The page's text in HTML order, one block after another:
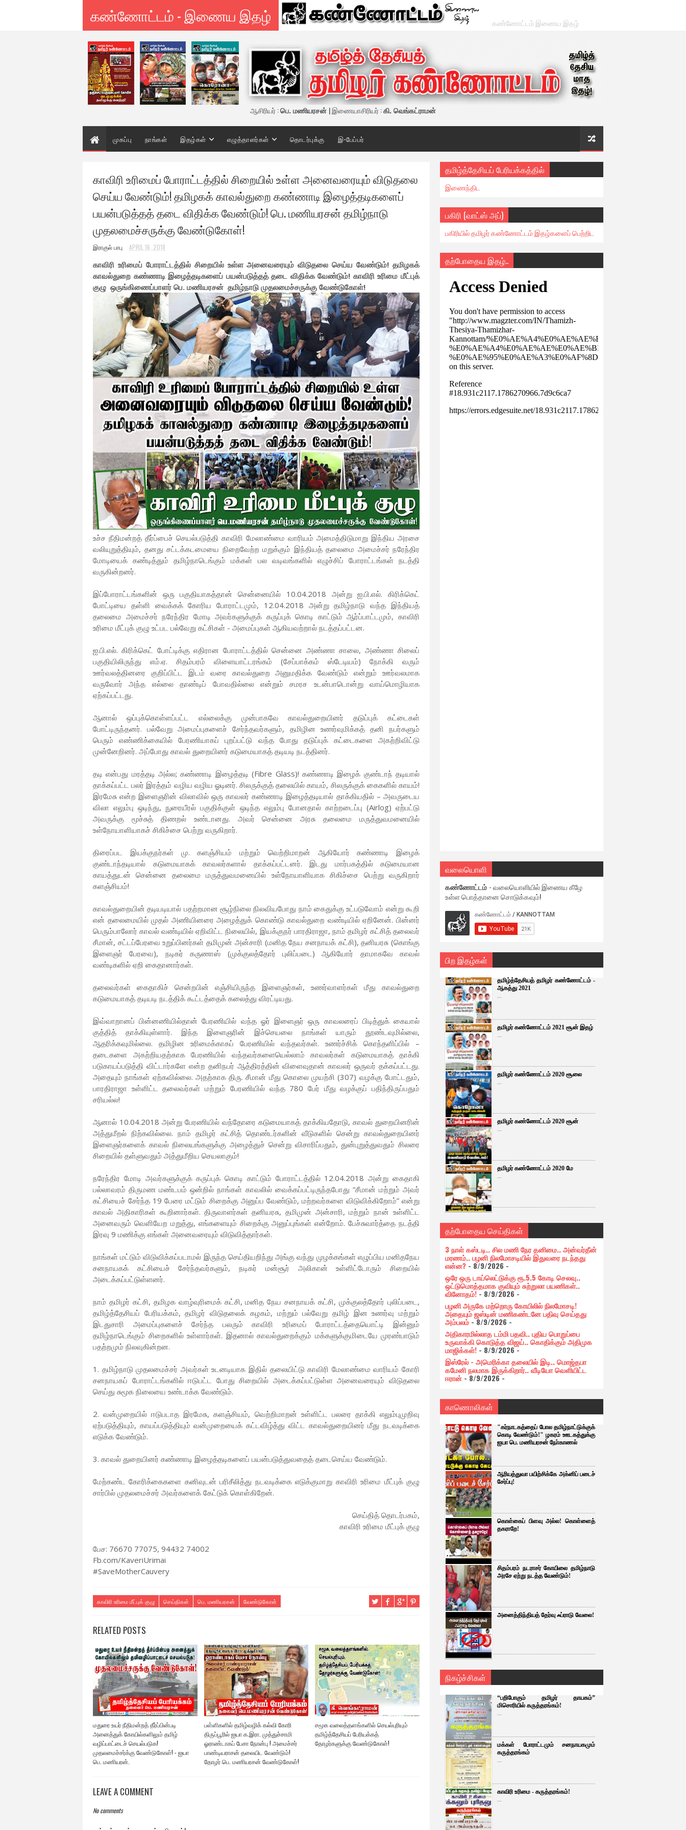
கண்ணோட்டம் - இணைய இதழ் கண்ணோட்டம் இணைய இதழ்
ஆசிரியர் :பெ. மணியரசன் | இணையாசிரியர் :கி. வெங்கட்ராமன்
முகப்பு நாங்கள் இதழ்கள் எழுத்தாளர்கள் தொடர்புக்கு இ-பேப்பர்
காவிரி உரிமைப் போராட்டத்தில் சிறையில் உள்ள அனைவரையும் விடுதலை
செய்ய வேண்டும்! தமிழகக் காவல்துறை கண்ணாடி இழைத்தடிகளைப்
பயன்படுத்தத் தடை விதிக்க வேண்டும்! பெ. மணியரசன் தமிழ்நாடு
முதலமைச்சருக்கு வேண்டுகோள்!
இராகுல் பாபு APRIL 16, 2018
காவிரி உரிமைப் போராட்டத்தில் சிறையில் உள்ள அனைவரையும் விடுதலை செய்ய வேண்டும்! தமிழகக்
காவல்துறை கண்ணாடி இழைத்தடிகளைப் பயன்படுத்தத் தடை விதிக்க வேண்டும்! காவிரி உரிமை மீட்புக்
குழு ஒருங்கிணைப்பாளர் பெ. மணியரசன் தமிழ்நாடு முதலமைச்சருக்கு வேண்டுகோள்!
உச்ச நீதிமன்றத் தீர்ப்பைச் செயல்படுத்தி காவிரி மேலாண்மை வாரியம் அமைத்திடுமாறு இந்திய அரசை
வலியுறுத்தியும், தனது சட்டக்கடமையை நிறைவேற்ற மறுக்கும் இந்தியத் தலைமை அமைச்சர் நரேந்திர
மோடியைக் கண்டித்தும் தமிழ்நாடெங்கும் மக்கள் பல வடிவங்களில் எழுச்சிப் போராட்டங்கள் நடத்தி
வருகின்றனர்.
இப்போராட்டங்களின் ஒரு பகுதியாகத்தான் சென்னையில் 10.04.2018 அன்று ஐ.பி.எல். கிரிக்கெட்
போட்டியை தள்ளி வைக்கக் கோரிய போராட்டமும், 12.04.2018 அன்று தமிழ்நாடு வந்த இந்தியத்
தலைமை அமைச்சர் நரேந்திர மோடி அவர்களுக்குக் கருப்புக் கொடி காட்டும் ஆர்ப்பாட்டமும், காவிரி
உரிமை மீட்புக் குழு உட்பட பல்வேறு கட்சிகள் - அமைப்புகள் ஆகியவற்றால் நடத்தப்பட்டன.
ஐ.பி.எல். கிரிக்கெட் போட்டிக்கு எதிரான போராட்டத்தில் சென்னை அண்ணா சாலை, அண்ணா சிலைப்
பகுதியிலிருந்து எம்.ஏ. சிதம்பரம் விளையாட்டரங்கம் (சேப்பாக்கம் ஸ்டேடியம்) நோக்கி வரும்
ஊர்வலத்தினரை குறிப்பிட்ட இடம் வரை காவல்துறை அனுமதிக்க வேண்டும் என்றும் ஊர்வலமாக
வருவோர் அந்த எல்லை தாண்டிப் போவதில்லை என்றும் சமரச உடன்பாடொன்று வாய்மொழியாக
ஏற்கப்பட்டது.
ஆனால் ஒப்புக்கொள்ளப்பட்ட எல்லைக்கு முன்பாகவே காவல்துறையினர் தடுப்புக் கட்டைகள்
போட்டிருந்தனர். பல்வேறு அமைப்புகளைச் சேர்ந்தவர்களும், தமிழின உணர்வுமிக்கத் தனி நபர்களும்
பெரும் எண்ணிக்கையில் பேரணியாகப் புறப்பட்டு வந்த போது தடுப்புக் கட்டைகளை அகற்றிவிட்டு
முன்னேறினர். அப்போது காவல் துறையினர் கடுமையாகத் தடியடி நடத்தினர்.
தடி என்பது மரத்தடி அல்ல; கண்ணாடி இழைத்தடி (Fibre Glass)! கண்ணாடி இழைக் குண்டாந் தடியால்
தாக்கப்பட்ட பலர் இரத்தம் வழிய வழிய ஓடினர். சிலருக்குத் தலையில் காயம், சிலருக்குக் கைகளில் காயம்!
இரமேசு என்ற இளைஞரின் விலாவில் ஒரு காவலர் கண்ணாடி இழைத்தடியால் தாக்கியதில் – அவருடைய
விலா எலும்பு ஒடிந்து, நுரையீரல் பகுதிக்குள் ஒடிந்த எலும்பு போனதால் காற்றடைப்பு (Airlog) ஏற்பட்டு
அவருக்கு மூச்சுத் திணறல் உண்டானது. அவர் சென்னை அரசு தலைமை மருத்துவமனையில்
உள்நோயாளியாகச் சிகிச்சை பெற்று வருகிறார்.
திரைப்பட இயக்குநர்கள் மு. களஞ்சியம் மற்றும் வெற்றிமாறன் ஆகியோர் கண்ணாடி இழைக்
குண்டாந்தடியால் கடுமையாகக் காவலர்களால் தாக்கப்பட்டனர். இடது மார்பகத்தில் கடுமையான
காயத்துடன் சென்னை தலைமை மருத்துவமனையில் உள்நோயாளியாக சிகிச்சை பெற்று வருகிறார்
களஞ்சியம்!
காவல்துறையின் தடியடியால் பதற்றமான சூழ்நிலை நிலவியபோது நாம் கைதுக்கு உட்படுவோம் என்று கூறி
என் தலைமையில் முதல் அணியினரை அழைத்துக் கொண்டு காவல்துறை வண்டியில் ஏறினேன். பின்னர்
பெரும்பாலோர் காவல் வண்டியில் ஏறிவிட்ட நிலையில், இயக்குநர் பாரதிராஜா, நாம் தமிழர் கட்சித் தலைவர்
சீமான், சட்டப்பேரவை உறுப்பினர்கள் தமிமுன் அன்சாரி (மனித நேய சனநாயக் கட்சி), தனியரசு (கொங்கு
இளைஞர் பேரவை), நடிகர் கருணாஸ் (முக்குலத்தோர் புலிப்படை) ஆகியோர் தாமாகவே காவல்
வண்டிகளில் ஏறி கைதானார்கள்.
தலைவர்கள் கைதாகிச் சென்றபின் எஞ்சியிருந்த இளைஞர்கள், உணர்வாளர்கள் மீது காவல்துறை
கடுமையாகத் தடியடி நடத்திக் கூட்டத்தைக் கலைத்து விரட்டியது.
இவ்வாறானப் பின்னணியில்தான் பேரணியில் வந்த ஓர் இளைஞர் ஒரு காவலரைப் பிடித்துக் கையால்
குத்தித் தாக்கியுள்ளார். இந்த இளைஞரின் இச்செயலை நாங்கள் யாரும் தூண்டவுமில்லை,
ஆதரிக்கவுமில்லை. தமிழின உரிமைக்காகப் பேரணியில் வந்தவர்கள். உணர்ச்சிக் கொந்தளிப்பில் –
தடைகளை அகற்றியதற்காக பேரணியில் வந்தவர்களையெல்லாம் காவலர்கள் கடுமையாகத் தாக்கி
படுகாயப்படுத்தி விட்டார்களே என்ற தனிநபர் ஆத்திரத்தின் விளைவுதான் காவலர் ஒருவர் தக்கப்பட்டது.
அதையும் நாங்கள் ஏற்கவில்லை. அதற்காக திரு. சீமான் மீது கொலை முயற்சி (307) வழக்கு போட்டதும்,
பாரதிராஜா உள்ளிட்ட தலைவர்கள் மற்றும் பேரணியில் வந்த 780 பேர் மீது வழக்குப் பதிந்திருப்பதும்
சரியல்ல!
ஆனால் 10.04.2018 அன்று பேரணியில் வந்தோரை கடுமையாகத் தாக்கியதோடு, காவல் துறையினரின்
அத்துமீறல் நிற்கவில்லை. நாம் தமிழர் கட்சித் தொண்டர்களின் வீடுகளில் சென்று காவல்துறையினர்
இளைஞர்களைக் காவல் நிலையங்களுக்கு அழைத்துச் சென்று விசாரிப்பதும், துன்புறுத்துவதும் சிலரை
சிறையில் தள்ளுவதும் அத்துமீறிய செயலாகும்!
நரேந்திர மோடி அவர்களுக்குக் கருப்புக் கொடி காட்டும் போராட்டத்தில் 12.04.2018 அன்று கைதாகி
பல்லாவரம் திருமண மண்டபம் ஒன்றில் நாங்கள் காவலில் வைக்கப்பட்டிருந்தபோது “சீமான் மற்றும் அவர்
கட்சியைச் சேர்ந்த 19 பேரை மட்டும் சிறைக்கு அனுப்ப வேண்டும், மற்றவர்களை விடுவிக்கிறோம்” என்று
காவல் அதிகாரிகள் கூறினார்கள். திருவாளர்கள் தனியரசு, தமிமுன் அன்சாரி, மற்றும் நான் உள்ளிட்ட
அனைவரும் வெளியேற மறுத்து, எங்களையும் சிறைக்கு அனுப்புங்கள் என்றோம். பேச்சுவார்த்தை நடத்தி
இரவு 9 மணிக்கு எங்கள் அனைவரையும் விடுவித்தார்கள்.
நாங்கள் மட்டும் விடுவிக்கப்படாமல் இருந்த செய்தியறிந்து அங்கு வந்து முழக்கங்கள் எழுப்பிய மனிதநேய
சனநாயகக் கட்சியைச் சேர்ந்தவர்களும், நடிகர் மன்சூர் அலிகான் உள்ளிட்டோரும் சிறையில்
அடைக்கப்பட்டுள்ளனர்.
நாம் தமிழர் கட்சி, தமிழக வாழ்வுரிமைக் கட்சி, மனித நேய சனநாயக் கட்சி, முக்குலத்தோர் புலிப்படை,
தமிழ்த்தேசியப் பேரியக்கம், தமிழர் விடுதலைக் கழகம், மற்றும் பல்வேறு தமிழ் இன உணர்வு மற்றும்
இடதுசாரி அமைப்புகளைச் சேர்ந்த பலரும் காவிரி உரிமைப் போராட்டத்தையொட்டி இன்னும்
தமிழ்நாடெங்கும் சிறைகளில் உள்ளார்கள். இதனால் காவல்துறைக்கும் மக்களுக்குமிடையே முரண்பாடும்
பதற்றமும் நிலவுகின்றன.
1. தமிழ்நாடு முதலமைச்சர் அவர்கள் உடனடியாக இதில் தலையிட்டு காவிரி மேலாண்மை வாரியம் கோரி
சனநாயகப் போராட்டங்களில் ஈடுபட்ட போது சிறையில் அடைக்கப்பட்டுள்ள அனைவரையும் விடுதலை
செய்து சுமூக நிலையை உண்டாக்க வேண்டும்.
2. வன்முறையில் ஈடுபடாத இரமேசு, களஞ்சியம், வெற்றிமாறன் உள்ளிட்ட பலரை தாக்கி எலும்புமுறிவு
ஏற்படுத்தியும், காயப்படுத்தியும் வன்முறையைக் கட்டவிழ்த்து விட்ட காவல்துறையினர் மீது நடவடிக்கை
எடுக்க வேண்டும்.
3. காவல் துறையினர் கண்ணாடி இழைத்தடிகளைப் பயன்படுத்துவதைத் தடைசெய்ய வேண்டும்.
மேற்கண்ட கோரிக்கைகளை கனிவுடன் பரிசீலித்து நடவடிக்கை எடுக்குமாறு காவிரி உரிமை மீட்புக் குழு
சார்பில் முதலமைச்சர் அவர்களைக் கேட்டுக் கொள்கிறேன்.
செய்தித் தொடர்பகம்,
காவிரி உரிமை மீட்புக் குழு
பேச: 76670 77075, 94432 74002
Fb.com/KaveriUrimai
#SaveMotherCauvery
காவிரி உரிமை மீட்புக் குழு செய்திகள் பெ. மணியரசன் வேண்டுகோள்
RELATED POSTS
மதுரை உயர் நீதிமன்றத் தீர்ப்பின்படி
அனைத்துக் கோயில்களிலும் தமிழ்
வழிப்பாட்டைச் செயல்படுக!
முதலமைச்சர்க்கு வேண்டுகோள்! - ஐயா
பெ. மணியரன்.
பள்ளிகளில் தமிழ்வழிக் கல்வி கோரி
திருப்பூரில் ஐயா க.இரா. முத்துச்சாமி
ஓராண்டாகப் பேசா நோன்பு ! அமைச்சர்
பாண்டியராசன் தலையிட வேண்டும்!
தோழர் பெ. மணியரசன் வேண்டுகோள்!
சமூக வலைத்தளங்களில் செயல்புரியும்
தமிழ்த்தேசியப் பேரியக்கத்
தோழர்களுக்கு வேண்டுகோள்!
LEAVE A COMMENT
No comments
தமிழ்த்தேசியப் பேரியக்கத்தில்
இணைந்திட
பகிரி (வாட்ஸ் அப்)
பகிரியில் தமிழர் கண்ணோட்டம் இதழ்களைப் பெற்றிட
தற்போதைய இதழ்..
வலையொளி
கண்ணோட்டம் - வலையொளியில் இணைய கீழே
உள்ள பொத்தானை சொடுக்கவும்!
பிற இதழ்கள்
தமிழ்த்தேசியத் தமிழர் கண்ணோட்டம் -
ஆகத்து 2021
...
தமிழர் கண்ணோட்டம் 2021 சூன் இதழ்
...
தமிழர் கண்ணோட்டம் 2020 சூலை
...
தமிழர் கண்ணோட்டம் 2020 சூன்
...
தமிழர் கண்ணோட்டம் 2020 மே
...
தற்போதைய செய்திகள்
3 நாள் கஸ்டடி.. சில மணி நேர தனிமை.. அன்வர்தீன்
மரணம்.. பழனி நிலமோசடியில் இதுவரை நடந்தது
என்ன? - 8/9/2026 -
ஒரே ஒரு டாய்லெட்டுக்கு ரூ.5.5 கோடி செலவு..
ஒட்டுமொத்தமாக குவியும் சுற்றுலா பயணிகள்..
வினோதம்!- 8/9/2026-
பழனி அருகே மற்றொரு கோயிலில் நிலமோசடி!
அதையும் ஜஸ்டின் மணிகண்டனே பதிவு செய்தது
அம்பலம் - 8/9/2026 -
அதிகாரமில்லாத டம்மி பதவி.. புதிய பொறுப்பை
உருவாக்கி கொடுத்த விஜய்.. கொதிக்கும் அதிமுக
மாஜிக்கள்! - 8/9/2026-
இஸ்ரேல் - அமெரிக்கா தலையில் இடி.. மொஜ்தபா
கமேனி நலமாக இருக்கிறார்.. வீடியோ வெளியிட்ட
ஈரான் - 8/9/2026-
காணொலிகள்
"கர்நாடகத்தைப் போல தமிழ்நாட்டுக்குக்
கொடி வேண்டும்!" ழகரம் ஊடகத்துக்கு
ஐயா பெ. மணியரசன் நோ்காணல்
ஆரியத்துவா பயிற்சிக்கே அக்னிப் படைச்
சேர்ப்பு!
கொள்கைப் பிளவு அல்ல! கொள்ளைத்
தகராறே!
சிதம்பரம் நடராசர் கோயிலை தமிழ்நாடு
அரசே ஏற்று நடத்த வேண்டும்!
அனைத்திந்தியத் தேர்வு ஃப்ராடு வேலை!
நிகழ்ச்சிகள்
“பறிபோகும் தமிழர் தாயகம்”
மிசொரியில் கருத்தரங்கம்!
...
மக்கள் போராட்டமும் சனநாயகமும்
கருத்தரங்கம்
...
காவிரி உரிமை - கருத்தரங்கம்!
...